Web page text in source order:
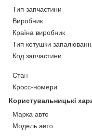
Тип запчастини
Виробник
Країна виробник
Тип котушки
Код запчастини
Стан
Кросс-номери
Користувальницькі
Марка авто
Модель авто